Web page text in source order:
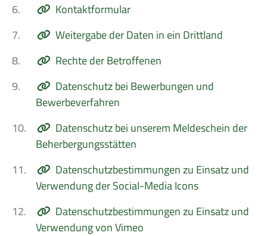
6.
Kontaktformular
7.
Weitergabe der Daten in ein Drittland
8.
Rechte der Betroffenen
9.
Datenschutz bei Bewerbungen und
Bewerbeverfahren
10.
Datenschutz bei unserem Meldeschein der
Beherbergungsstätten
11.
Datenschutzbestimmungen zu Einsatz und
Verwendung der Social-Media Icons
12.
Datenschutzbestimmungen zu Einsatz und
Verwendung von Vimeo